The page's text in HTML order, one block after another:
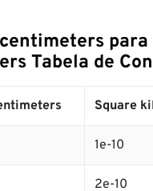
para
Tabela de
Square
1e-10
2e-10